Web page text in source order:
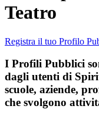
Teatro
Registra il tuo Profilo
I Profili Pubblici
dagli utenti di
scuole, aziende,
che svolgono